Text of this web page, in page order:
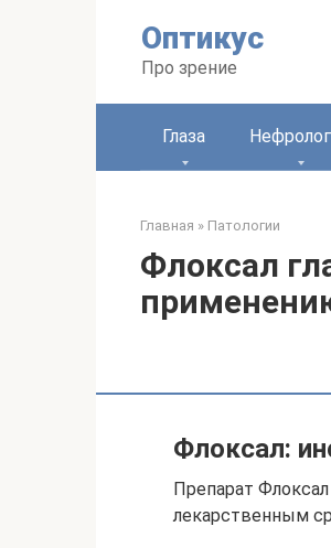
Оптикус
Про зрение
Глаза
Главная » Патологии
Флоксал
Флоксал:
Препарат
лекарственным